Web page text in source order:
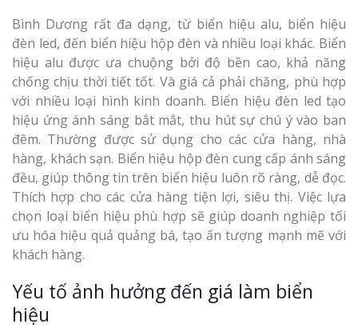
Bình Dương rất đa dạng, từ biển hiệu alu, biển hiệu
đèn led, đến biển hiệu hộp đèn và nhiều loại khác. Biển
hiệu alu được ưa chuộng bởi độ bền cao, khả năng
chống chịu thời tiết tốt. Và giá cả phải chăng, phù hợp
với nhiều loại hình kinh doanh. Biển hiệu đèn led tạo
hiệu ứng ánh sáng bắt mắt, thu hút sự chú ý vào ban
đêm. Thường được sử dụng cho các cửa hàng, nhà
hàng, khách sạn. Biển hiệu hộp đèn cung cấp ánh sáng
đều, giúp thông tin trên biển hiệu luôn rõ ràng, dễ đọc.
Thích hợp cho các cửa hàng tiện lợi, siêu thị. Việc lựa
chọn loại biển hiệu phù hợp sẽ giúp doanh nghiệp tối
ưu hóa hiệu quả quảng bá, tạo ấn tượng mạnh mẽ với
khách hàng.
Yếu tố ảnh hưởng đến giá làm biển
hiệu
Nam Đàn Uy Tín Giá
Làm Biển
Mỹ Phẩm Vinh Thu
Hàng
Top 10 Mẫu
Hiệu Shop
Nghệ An Đẹp